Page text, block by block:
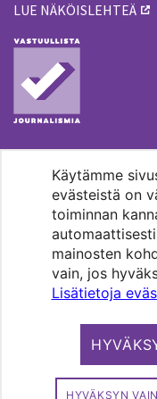
Käytämme
evästeistä on
toiminnan
mainosten
vain, jos
Lisätietoja
HYVÄKSYN
LUE NÄKÖISLEHTEÄ
Pääkaupunkiseudun
luterilaisten
Copyright 2026.
rights reserved.